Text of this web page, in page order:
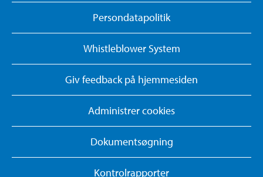
Persondatapolitik
Whistleblower System
Giv feedback på hjemmesiden
Administrer cookies
Dokumentsøgning
Kontrolrapporter